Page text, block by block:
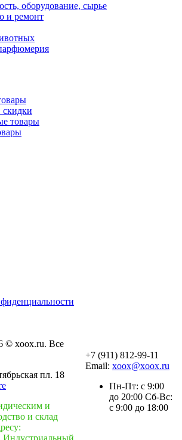
оборудование, сырье
и ремонт
скидки
товары
© xoox.ru. Все
пл. 18
и
и склад
+7 (911) 812-99-11
Email: xoox@xoox.ru
Пн-Пт: с 9:00
до 20:00 Сб-Вс:
с 9:00 до 18:00